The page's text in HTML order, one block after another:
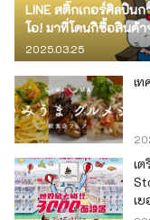
LINE สติ๊กเกอร์ศิลปิน
โอ! มาที่โดนกิซื้อสินค้
2025.03.25
เ
เ
เ